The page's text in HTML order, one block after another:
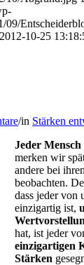
09/
2012-10-25
/in Stärken
Jeder Mensch
merken wir
andere bei
beobachten.
dass jeder von
einzigartig ist,
hat, ist jeder
einzigartigen
Stär­ken